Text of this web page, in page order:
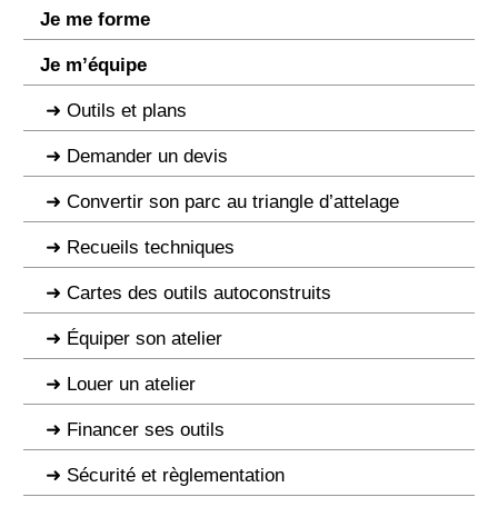
Je me forme
Je m’équipe
Outils et plans
Demander un devis
Convertir son parc au triangle d’attelage
Recueils techniques
Cartes des outils autoconstruits
Équiper son atelier
Louer un atelier
Financer ses outils
Sécurité et règlementation